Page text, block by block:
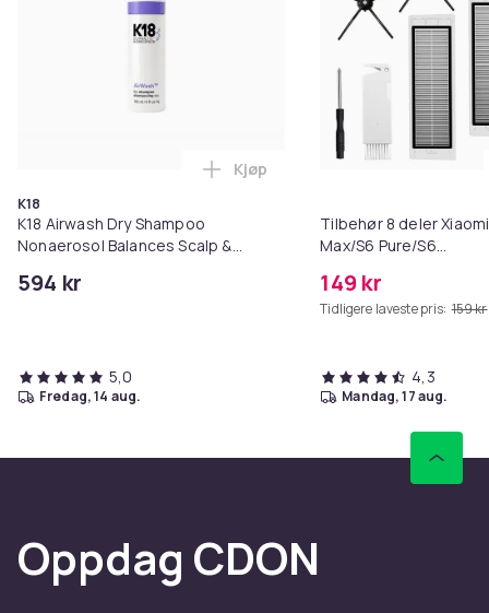
K18
K18 Airwash Dry Shampoo
Nonaerosol Balances Scalp &
594 kr
Legg K18 Airwash Dry
Kjøp
5,0
fredag, 14 aug.
Tilbehør 8 deler
Max/S6 Pure/S6
149 kr
Tidligere laveste pris: 159 kr
4,3
mandag, 17 aug.
Oppdag CDON